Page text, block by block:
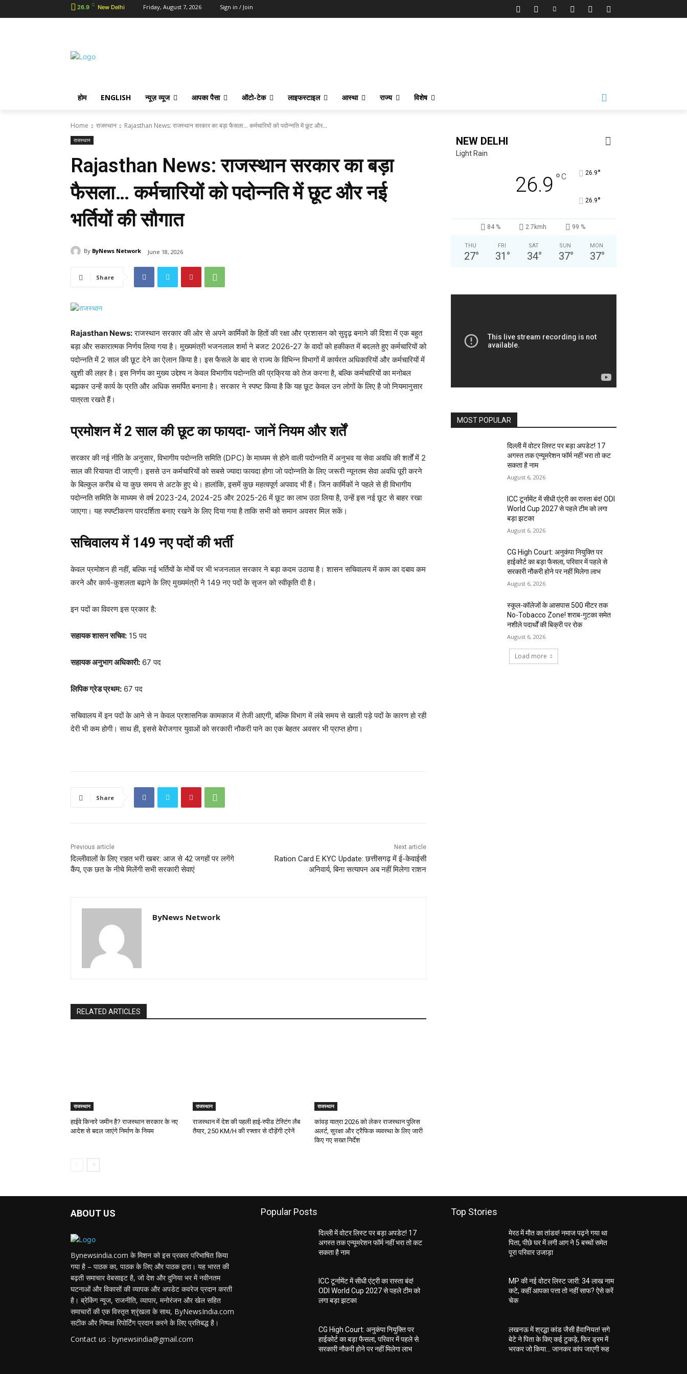
26.9 C New Delhi Friday, August 7, 2026 Sign in / Join
होम ENGLISH न्यूज़ व्यूज आपका पैसा ऑटो-टेक लाइफस्टाइल आस्था राज्य विशेष
Home राजस्थान Rajasthan News: राजस्थान सरकार का बड़ा फैसला… कर्मचारियों को पदोन्नति में छूट और...
राजस्थान
Rajasthan News: राजस्थान सरकार का बड़ा
फैसला… कर्मचारियों को पदोन्नति में छूट और नई
भर्तियों की सौगात
By ByNews Network June 18, 2026
Share
Rajasthan News:राजस्थान सरकार की ओर से अपने कार्मिकों के हितों की रक्षा और प्रशासन को सुदृढ़ बनाने की दिशा में एक बहुत
बड़ा और सकारात्मक निर्णय लिया गया है। मुख्यमंत्री भजनलाल शर्मा ने बजट 2026-27 के वादों को हकीकत में बदलते हुए कर्मचारियों को
पदोन्नति में 2 साल की छूट देने का ऐलान किया है। इस फैसले के बाद से राज्य के विभिन्न विभागों में कार्यरत अधिकारियों और कर्मचारियों में
खुशी की लहर है। इस निर्णय का मुख्य उद्देश्य न केवल विभागीय पदोन्नति की प्रक्रिया को तेज करना है, बल्कि कर्मचारियों का मनोबल
बढ़ाकर उन्हें कार्य के प्रति और अधिक समर्पित बनाना है। सरकार ने स्पष्ट किया है कि यह छूट केवल उन लोगों के लिए है जो नियमानुसार
पात्रता रखते हैं।
प्रमोशन में 2 साल की छूट का फायदा- जानें नियम और शर्तें
सरकार की नई नीति के अनुसार, विभागीय पदोन्नति समिति (DPC) के माध्यम से होने वाली पदोन्नति में अनुभव या सेवा अवधि की शर्तों में 2
साल की रियायत दी जाएगी। इससे उन कर्मचारियों को सबसे ज्यादा फायदा होगा जो पदोन्नति के लिए जरूरी न्यूनतम सेवा अवधि पूरी करने
के बिल्कुल करीब थे या कुछ समय से अटके हुए थे। हालांकि, इसमें कुछ महत्वपूर्ण अपवाद भी हैं। जिन कार्मिकों ने पहले से ही विभागीय
पदोन्नति समिति के माध्यम से वर्ष 2023-24, 2024-25 और 2025-26 में छूट का लाभ उठा लिया है, उन्हें इस नई छूट से बाहर रखा
जाएगा। यह स्पष्टीकरण पारदर्शिता बनाए रखने के लिए दिया गया है ताकि सभी को समान अवसर मिल सकें।
सचिवालय में 149 नए पदों की भर्ती
केवल प्रमोशन ही नहीं, बल्कि नई भर्तियों के मोर्चे पर भी भजनलाल सरकार ने बड़ा कदम उठाया है। शासन सचिवालय में काम का दबाव कम
करने और कार्य-कुशलता बढ़ाने के लिए मुख्यमंत्री ने 149 नए पदों के सृजन को स्वीकृति दी है।
इन पदों का विवरण इस प्रकार है:
सहायक शासन सचिव: 15 पद
सहायक अनुभाग अधिकारी: 67 पद
लिपिक ग्रेड प्रथम: 67 पद
सचिवालय में इन पदों के आने से न केवल प्रशासनिक कामकाज में तेजी आएगी, बल्कि विभाग में लंबे समय से खाली पड़े पदों के कारण हो रही
देरी भी कम होगी। साथ ही, इससे बेरोजगार युवाओं को सरकारी नौकरी पाने का एक बेहतर अवसर भी प्राप्त होगा।
Share
Previous article
दिल्लीवालों के लिए राहत भरी खबर: आज से 42 जगहों पर लगेंगे
कैंप, एक छत के नीचे मिलेंगी सभी सरकारी सेवाएं
Next article
Ration Card E KYC Update: छत्तीसगढ़ में ई-केवाईसी
अनिवार्य, बिना सत्यापन अब नहीं मिलेगा राशन
ByNews Network
RELATED ARTICLES
राजस्थान
हाईवे किनारे जमीन है? राजस्थान सरकार के नए
आदेश से बदल जाएंगे निर्माण के नियम
राजस्थान
राजस्थान में देश की पहली हाई-स्पीड टेस्टिंग लैब
तैयार, 250 KM/H की रफ्तार से दौड़ेंगी ट्रेनें
राजस्थान
कांवड़ यात्रा 2026 को लेकर राजस्थान पुलिस
अलर्ट, सुरक्षा और ट्रैफिक व्यवस्था के लिए जारी
किए गए सख्त निर्देश
NEW DELHI
Light Rain
26.9 °C 26.9°
26.9°
84 % 2.7kmh 99 %
THU
27°
FRI
31 °
SAT
34°
SUN
37°
MON
37°
MOST POPULAR
दिल्ली में वोटर लिस्ट पर बड़ा अपडेट! 17
अगस्त तक एन्यूमरेशन फॉर्म नहीं भरा तो कट
सकता है नाम
August 6, 2026
ICC टूर्नामेंट में सीधी एंट्री का रास्ता बंद! ODI
World Cup 2027 से पहले टीम को लगा
बड़ा झटका
August 6, 2026
CG High Court: अनुकंपा नियुक्ति पर
हाईकोर्ट का बड़ा फैसला, परिवार में पहले से
सरकारी नौकरी होने पर नहीं मिलेगा लाभ
August 6, 2026
स्कूल-कॉलेजों के आसपास 500 मीटर तक
No-Tobacco Zone! शराब-गुटका समेत
नशीले पदार्थों की बिक्री पर रोक
August 6, 2026
Load more
ABOUT US
Bynewsindia.com के मिशन को इस प्रकार परिभाषित किया
गया है – पाठक का, पाठक के लिए और पाठक द्वारा। यह भारत की
बढ़ती समाचार वेबसाइट है, जो देश और दुनिया भर में नवीनतम
घटनाओं और विकासों की व्यापक और अपडेट कवरेज प्रदान करती
है। ब्रेकिंग न्यूज, राजनीति, व्यापार, मनोरंजन और खेल सहित
समाचारों की एक विस्तृत श्रृंखला के साथ, ByNewsIndia.com
सटीक और निष्पक्ष रिपोर्टिंग प्रदान करने के लिए प्रतिबद्ध है।
Contact us : bynewsindia@gmail.com
Popular Posts
दिल्ली में वोटर लिस्ट पर बड़ा अपडेट! 17
अगस्त तक एन्यूमरेशन फॉर्म नहीं भरा तो कट
सकता है नाम
ICC टूर्नामेंट में सीधी एंट्री का रास्ता बंद!
ODI World Cup 2027 से पहले टीम को
लगा बड़ा झटका
CG High Court: अनुकंपा नियुक्ति पर
हाईकोर्ट का बड़ा फैसला, परिवार में पहले से
सरकारी नौकरी होने पर नहीं मिलेगा लाभ
Top Stories
मेरठ में मौत का तांडव! नमाज पढ़ने गया था
पिता, पीछे घर में लगी आग ने 5 बच्चों समेत
पूरा परिवार उजाड़ा
MP की नई वोटर लिस्ट जारी: 34 लाख नाम
कटे, कहीं आपका पत्ता तो नहीं साफ? ऐसे करें
चेक
लखनऊ में श्रद्धा कांड जैसी हैवानियत! सगे
बेटे ने पिता के किए कई टुकड़े, फिर ड्रम में
भरकर जो किया… जानकर कांप जाएगी रूह